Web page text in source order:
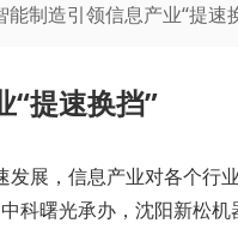
制造引领信息产业“提速
“提速换挡”
展，信息产业对各个行
科曙光承办，沈阳新松